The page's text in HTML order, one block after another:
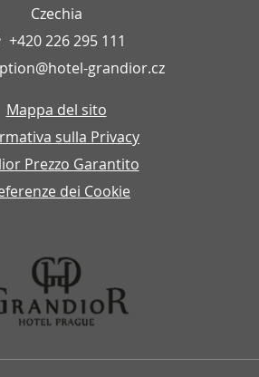
Czechia
+420 226 295 111
grandior.cz
Mappa del sito
sulla Privacy
Prezzo Garantito
dei Cookie